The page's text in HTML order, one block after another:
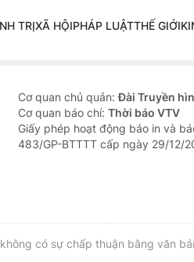
TRỊXÃ HỘIPHÁP LUẬTTHẾ GIỚI
Cơ quan chủ quản:Đài Truyền
Cơ quan báo chí: Thời báo VTV
Giấy phép hoạt động báo in và
483/GP-BTTTT cấp ngày 29/12/
có sự chấp thuận bằng văn